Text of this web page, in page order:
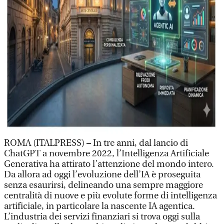
ROMA (ITALPRESS) – In tre anni, dal lancio di
ChatGPT a novembre 2022, l’Intelligenza Artificiale
Generativa ha attirato l’attenzione del mondo intero.
Da allora ad oggi l’evoluzione dell’IA è proseguita
senza esaurirsi, delineando una sempre maggiore
centralità di nuove e più evolute forme di intelligenza
artificiale, in particolare la nascente IA agentica.
L’industria dei servizi finanziari si trova oggi sulla